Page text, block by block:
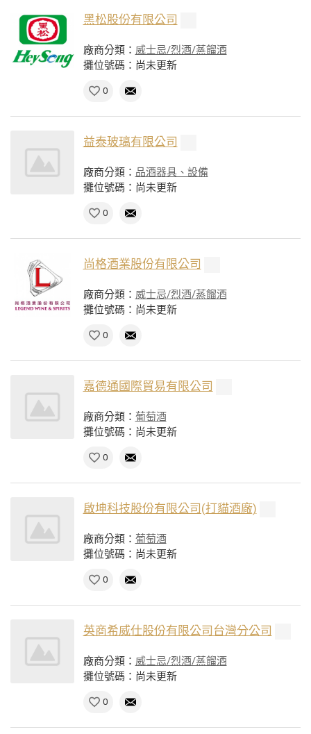
黑松股份有限公司
廠商分類： 威士忌/烈酒/蒸餾酒
攤位號碼：尚未更新
0
益泰玻璃有限公司
廠商分類： 品酒器具、設備
攤位號碼：尚未更新
0
尚格酒業股份有限公司
廠商分類： 威士忌/烈酒/蒸餾酒
攤位號碼：尚未更新
0
嘉德通國際貿易有限公司
廠商分類： 葡萄酒
攤位號碼：尚未更新
0
啟坤科技股份有限公司(打貓酒廠)
廠商分類： 葡萄酒
攤位號碼：尚未更新
0
英商希威仕股份有限公司台灣分公司
廠商分類： 威士忌/烈酒/蒸餾酒
攤位號碼：尚未更新
0